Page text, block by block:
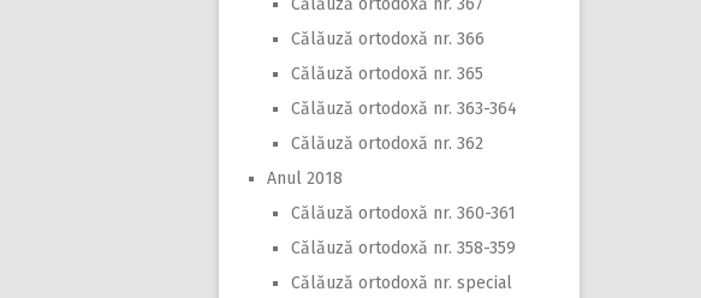
Călăuză ortodoxă nr. 367
Călăuză ortodoxă nr. 366
Călăuză ortodoxă nr. 365
Călăuză ortodoxă nr. 363-364
Călăuză ortodoxă nr. 362
Anul 2018
Călăuză ortodoxă nr. 360-361
Călăuză ortodoxă nr. 358-359
Călăuză ortodoxă nr. special